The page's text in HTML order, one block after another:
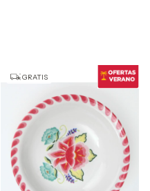
GRATIS